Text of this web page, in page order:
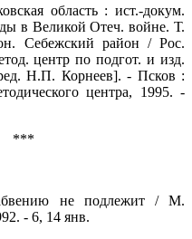
область : ист.-докум.
в Великой Отеч. войне. Т.
Себежский район / Рос.
центр по подгот. и изд.
Н.П. Корнеев]. - Псков :
центра, 1995. -
***
не подлежит / М.
- 6, 14 янв.